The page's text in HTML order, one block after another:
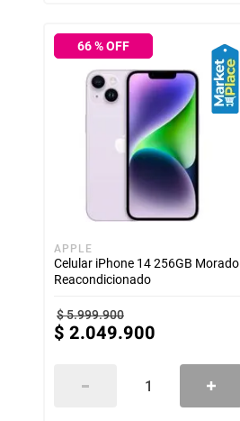
66% OFF
APPLE
Celular iPhone 14 256GB Morado
Reacondicionado
$5.999.900
$ 2.049.900